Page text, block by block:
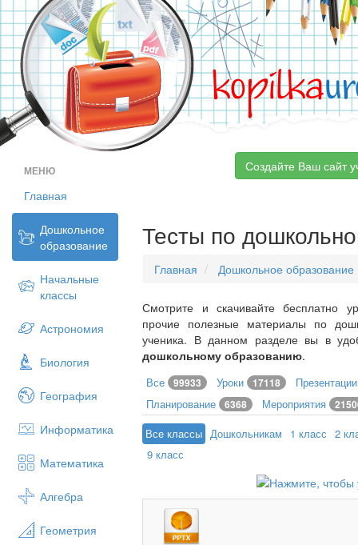
kopilka
МЕНЮ
Главная
Дошкольное
образование
Начальные
классы
Астрономия
Биология
География
Информатика
Математика
Алгебра
Геометрия
Создайте Ваш сайт
Тесты по
Главная Дошкольное образование
Смотрите и скачивайте бесплатно
прочие полезные материалы по
ученика. В данном разделе вы в
дошкольному образованию.
Все 99933 Уроки 17118
Планирование 6368 Мероприятия
Все классы Дошкольникам 1 класс 2
9 класс